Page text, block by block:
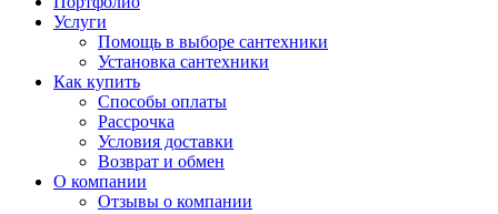
Услуги
Помощь в выборе сантехники
Установка сантехники
Как купить
Способы оплаты
Рассрочка
Условия доставки
Возврат и обмен
О компании
Отзывы о компании